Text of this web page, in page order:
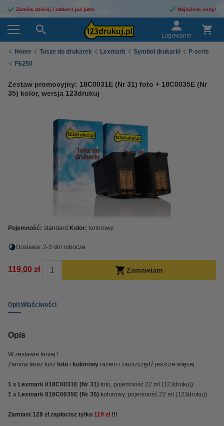
Zamów dzisiaj i odbierz już jutro Najniższe ceny!
Logowanie
Home Tusze do drukarek Lexmark Symbol drukarki
P-serie
P6250
Zestaw promocyjny: 18C0031E (Nr 31) foto + 18C0035E (Nr
35) kolor, wersja 123drukuj
Pojemność: standard Kolor: kolorowy
Dostawa: 2-3 dni robocze
119,00 zł Zamawiam
OpisWłaściwości
Opis
W zestawie taniej !
Zamów teraz tusz foto i kolorowy razem i zaoszczędź jeszcze więcej:
1 x Lexmark 018C0031E (Nr 31) foto, pojemność 22 ml (123drukuj)
1 x Lexmark 018C0035E (Nr 35) kolorowy, pojemność 22 ml (123drukuj)
Zamiast 128 zł zapłacisz tylko 119 zł!!!